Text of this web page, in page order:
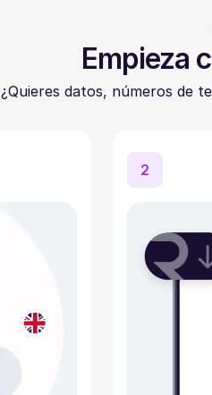
Empieza
¿Quieres datos, números de
2